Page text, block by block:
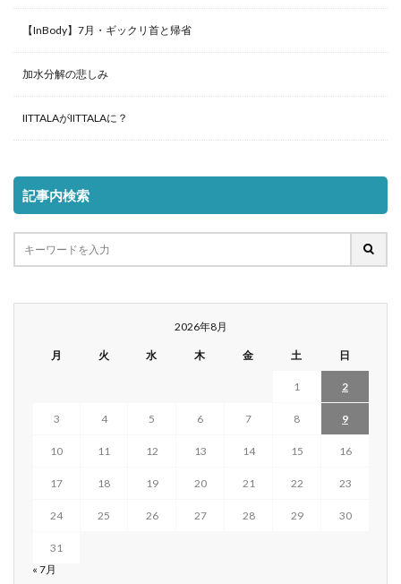
【InBody】7月・ギックリ首と帰省
加水分解の悲しみ
IITTALAがIITTALAに？
記事内検索
2026年8月
月 火 水 木 金 土 日
1 2
3 4 5 6 7 8 9
10 11 12 13 14 15 16
17 18 19 20 21 22 23
24 25 26 27 28 29 30
31
« 7月